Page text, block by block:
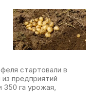
стартовали в
предприятий
350 га урожая,